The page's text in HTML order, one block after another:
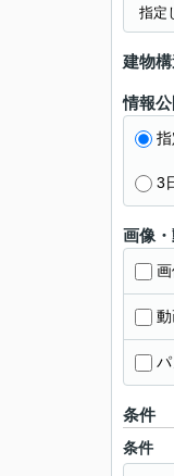
建物
情報公
3
画像
画
動
条件
条件